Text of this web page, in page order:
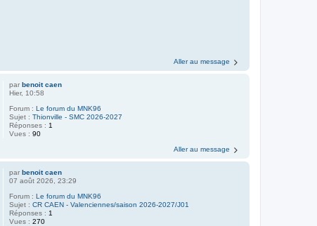
Aller au message
parbenoit caen
Hier, 10:58
Forum :Le forum du MNK96
Sujet :Thionville - SMC 2026-2027
Réponses : 1
Vues :90
Aller au message
parbenoit caen
07 août 2026, 23:29
Forum :Le forum du MNK96
Sujet :CR CAEN - Valenciennes/saison 2026-2027/J01
Réponses : 1
Vues :270